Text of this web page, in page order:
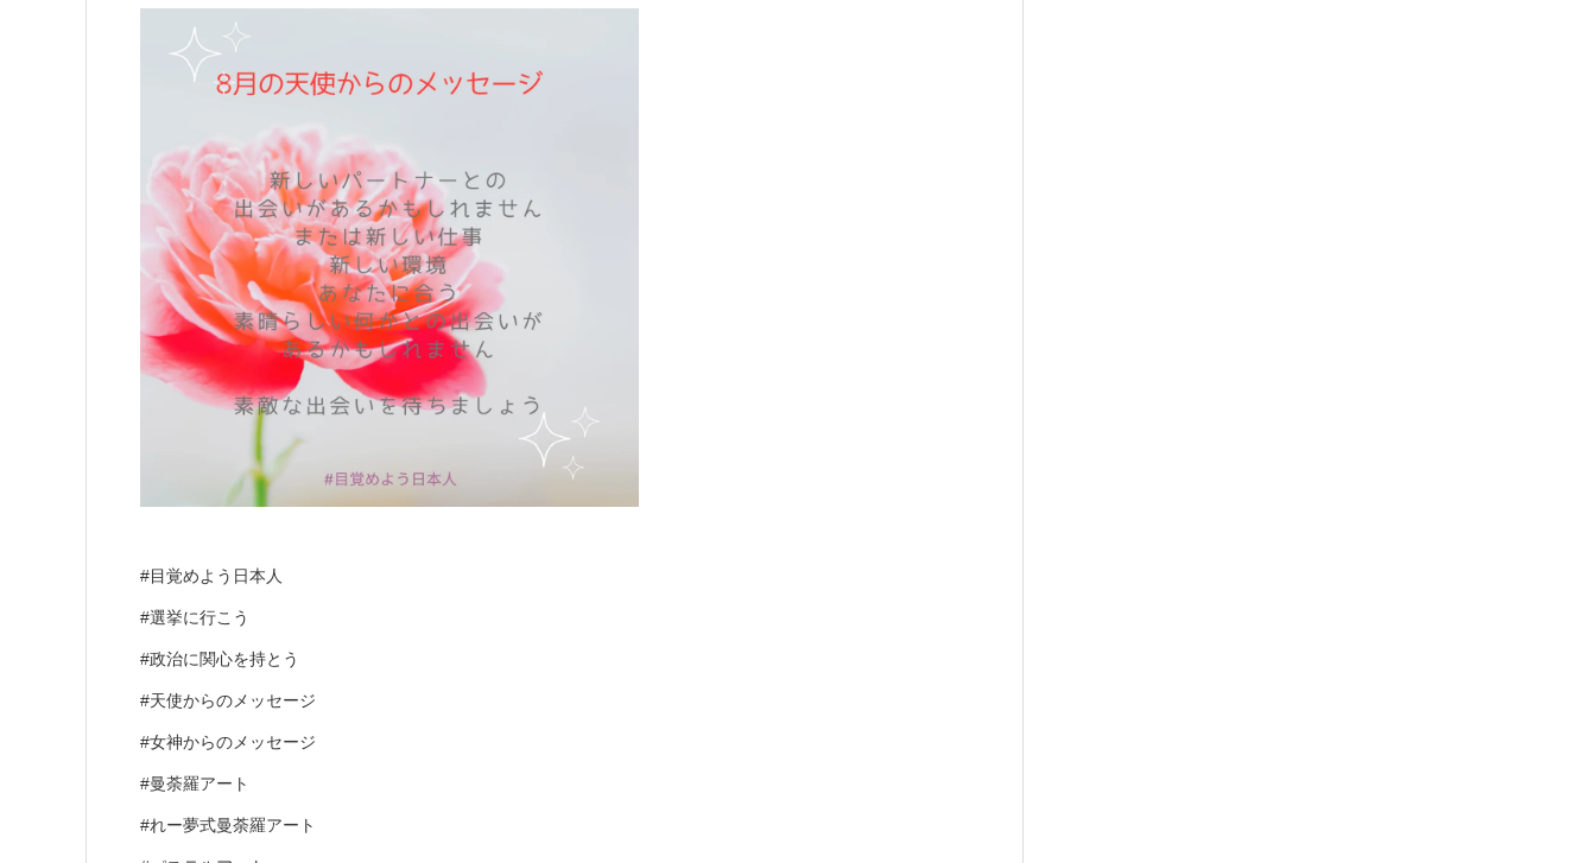
#目覚めよう日本人
#選挙に行こう
#政治に関心を持とう
#天使からのメッセージ
#女神からのメッセージ
#曼荼羅アート
#れー夢式曼荼羅アート